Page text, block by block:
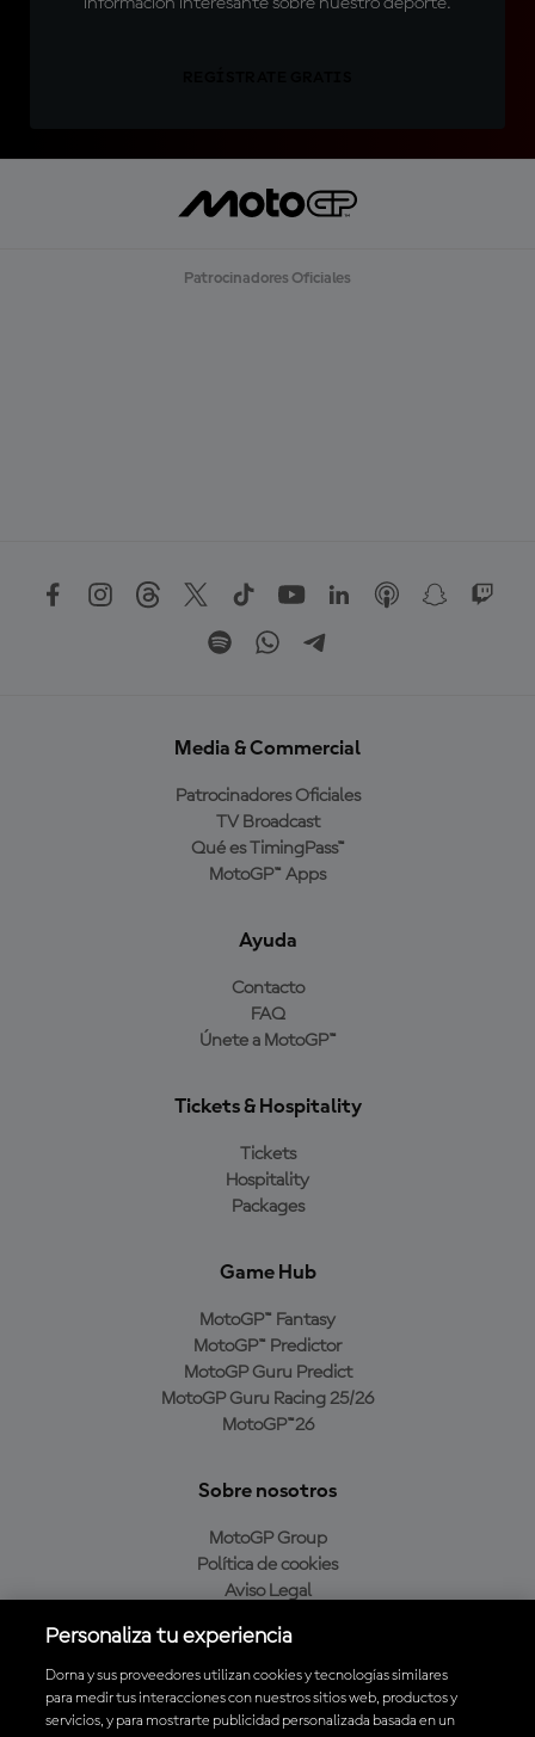
Patrocinadores Oficiales
Media & Commercial
Patrocinadores Oficiales
TV Broadcast
Qué es TimingPass™
MotoGP™ Apps
Ayuda
Contacto
FAQ
Únete a MotoGP™
Tickets & Hospitality
Tickets
Hospitality
Packages
Game Hub
MotoGP™ Fantasy
MotoGP™ Predictor
MotoGP Guru Predict
MotoGP Guru Racing 25/26
MotoGP™26
Sobre nosotros
MotoGP Group
Política de cookies
Aviso Legal
Política de compra
Personaliza tu experiencia
Dorna y sus proveedores utilizan cookies y tecnologías similares
para medir tus interacciones con nuestros sitios web, productos y
servicios, y para mostrarte publicidad personalizada basada en un